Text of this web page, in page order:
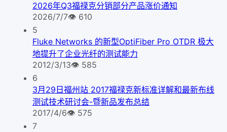
2026年Q3福禄克分销部分产品涨价通知
2026/7/7👁 610
5
Fluke Networks 的新型OptiFiber Pro OTDR 极大
地提升了企业光纤的测试能力
2012/3/13👁 585
6
3月29日福州站 2017福禄克新标准详解和最新布线
测试技术研讨会-暨新品发布总结
2017/4/6👁 575
7